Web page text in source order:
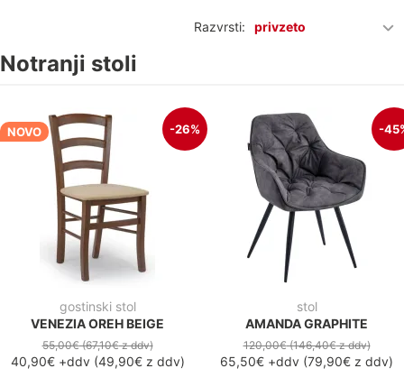
Razvrsti: privzeto
Notranji stoli
NOVO -26%
gostinski stol
VENEZIA OREH BEIGE
55,00€(67,10€z ddv)
40,90€+ddv(49,90€z ddv)
-
stol
AMANDA GRAPHITE
120,00€(146,40€z ddv)
65,50€ +ddv (79,90€ z ddv)